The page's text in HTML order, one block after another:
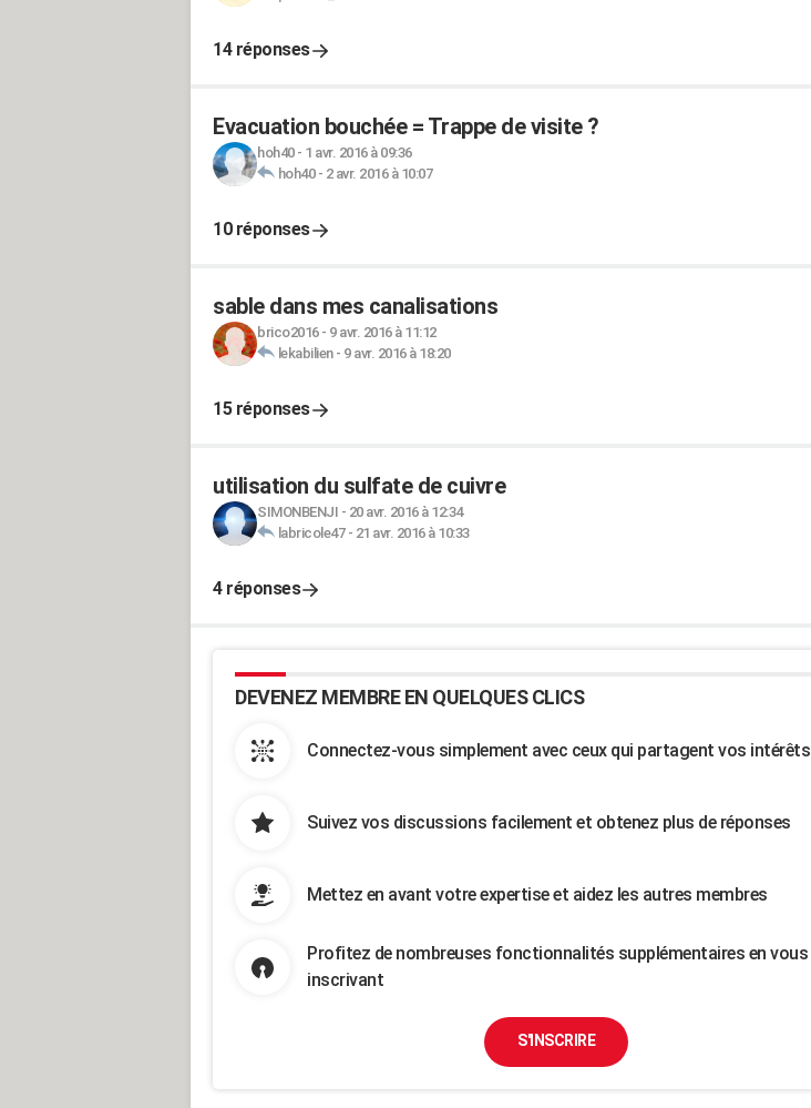
14 réponses
Evacuation bouchée = Trappe de visite ?
hoh40- 1 avr. 2016 à 09:36
hoh40- 2 avr. 2016 à 10:07
10 réponses
sable dans mes canalisations
brico2016- 9 avr. 2016 à 11:12
lekabilien- 9 avr. 2016 à 18:20
15 réponses
utilisation du sulfate de cuivre
SIMONBENJI - 20 avr. 2016 à 12:34
labricole47- 21 avr. 2016 à 10:33
4 réponses
DEVENEZ MEMBRE EN QUELQUES CLICS
Connectez-vous simplement avec ceux qui partagent vos intérêts
Suivez vos discussions facilement et obtenez plus de réponses
Mettez en avant votre expertise et aidez les autres membres
Profitez de nombreuses fonctionnalités supplémentaires en vous
inscrivant
S'INSCRIRE